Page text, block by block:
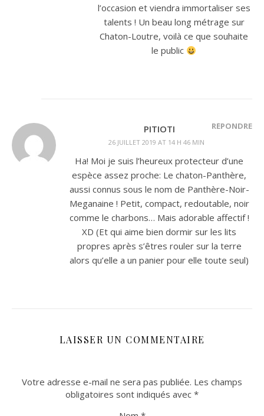
l’occasion et viendra immortaliser ses
talents ! Un beau long métrage sur
Chaton-Loutre, voilà ce que souhaite
le public
PITIOTI
26 JUILLET 2019 AT 14 H 46 MIN
RÉPONDRE
Ha! Moi je suis l’heureux protecteur d’une
espèce assez proche: Le chaton-Panthère,
aussi connus sous le nom de Panthère-Noir-
Meganaine ! Petit, compact, redoutable, noir
comme le charbons… Mais adorable affectif !
XD (Et qui aime bien dormir sur les lits
propres après s’êtres rouler sur la terre
alors qu’elle a un panier pour elle toute seul)
LAISSER UN COMMENTAIRE
Votre adresse e-mail ne sera pas publiée. Les champs
obligatoires sont indiqués avec *